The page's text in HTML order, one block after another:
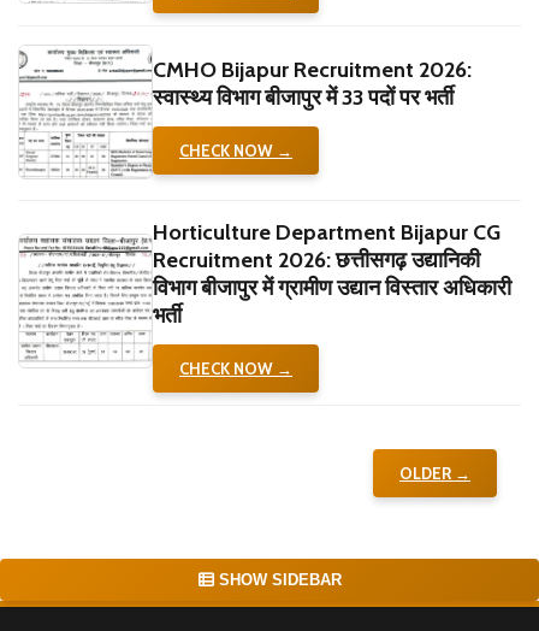
CMHO Bijapur Recruitment 2026:
स्वास्थ्य विभाग बीजापुर में 33 पदों पर भर्ती
CHECK NOW →
Horticulture Department Bijapur CG
Recruitment 2026: छत्तीसगढ़ उद्यानिकी
विभाग बीजापुर में ग्रामीण उद्यान विस्तार अधिकारी
भर्ती
CHECK NOW →
OLDER →
SHOW SIDEBAR